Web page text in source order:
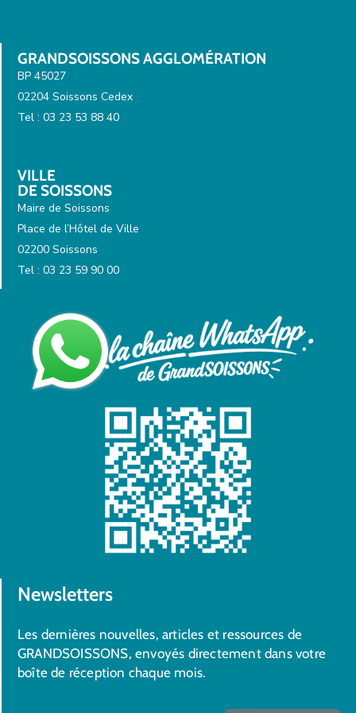
GRANDSOISSONS AGGLOMÉRATION
BP 45027
02204 Soissons Cedex
Tel : 03 23 53 88 40
VILLE
DE SOISSONS
Maire de Soissons
Place de l’Hôtel de Ville
02200 Soissons
Tel : 03 23 59 90 00
Newsletters
Les dernières nouvelles, articles et ressources de
GRANDSOISSONS, envoyés directement dans votre
boîte de réception chaque mois.